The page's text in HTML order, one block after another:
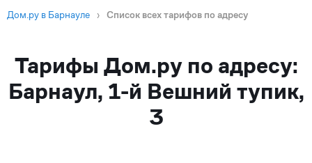
Дом.ру в Барнауле › Список всех тарифов по адресу
Тарифы Дом.ру по адресу:
Барнаул, 1-й Вешний тупик,
3